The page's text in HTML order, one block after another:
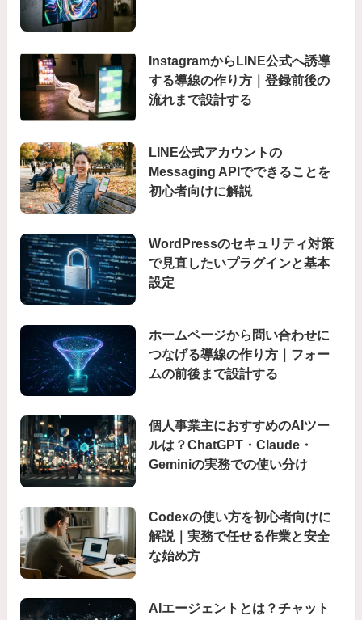
InstagramからLINE公式へ誘導
する導線の作り方｜登録前後の
流れまで設計する
LINE公式アカウントの
Messaging APIでできることを
初心者向けに解説
WordPressのセキュリティ対策
で見直したいプラグインと基本
設定
ホームページから問い合わせに
つなげる導線の作り方｜フォー
ムの前後まで設計する
個人事業主におすすめのAIツー
ルは？ChatGPT・Claude・
Geminiの実務での使い分け
Codexの使い方を初心者向けに
解説｜実務で任せる作業と安全
な始め方
AIエージェントとは？チャット